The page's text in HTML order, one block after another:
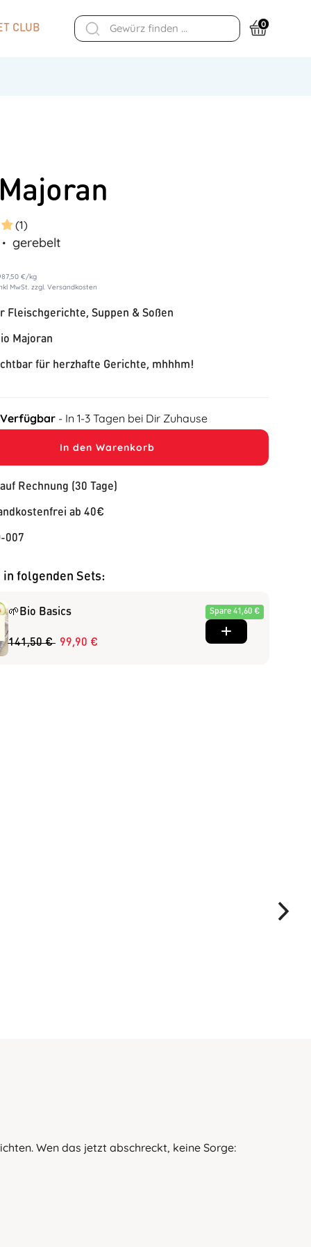
CLUB 0
(1)
gerebelt
€/kg
MwSt. zzgl. Versandkosten
Fleischgerichte, Suppen & Soßen
Majoran
für herzhafte Gerichte, mhhhm!
- In 1-3 Tagen bei Dir Zuhause
In den Warenkorb
Rechnung (30 Tage)
ab 40€
007
in folgenden Sets:
🌱Bio Basics
141,50 € 99,90 €
Spare 41,60 €
Wen das jetzt abschreckt, keine Sorge: